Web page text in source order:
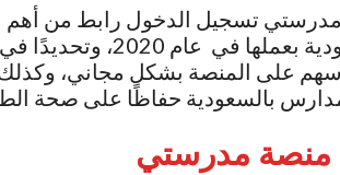
مدرستي تسجيل الدخول رابط من أهم
قامت السعودية
على المنصة بشكل مجاني،
بالسعودية حفاظًا على صحة
منصة مدرستي